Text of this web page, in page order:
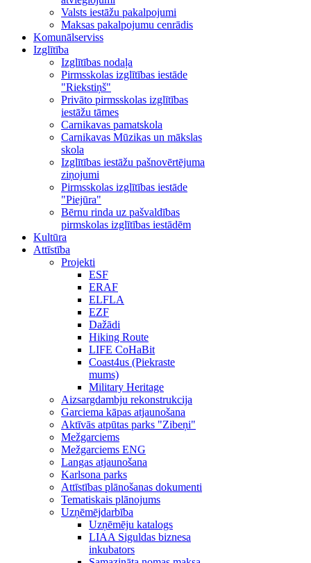
Valsts iestāžu pakalpojumi
Maksas pakalpojumu cenrādis
Komunālserviss
Izglītība
Izglītības nodaļa
Pirmsskolas izglītības iestāde
"Riekstiņš"
Privāto pirmsskolas izglītības
iestāžu tāmes
Carnikavas pamatskola
Carnikavas Mūzikas un mākslas
skola
Izglītības iestāžu pašnovērtējuma
ziņojumi
Pirmsskolas izglītības iestāde
"Piejūra"
Bērnu rinda uz pašvaldības
pirmskolas izglītības iestādēm
Kultūra
Attīstība
Projekti
ESF
ERAF
ELFLA
EZF
Dažādi
Hiking Route
LIFE CoHaBit
Coast4us (Piekraste
mums)
Military Heritage
Aizsargdambju rekonstrukcija
Garciema kāpas atjaunošana
Aktīvās atpūtas parks "Zibeņi"
Mežgarciems
Mežgarciems ENG
Langas atjaunošana
Karlsona parks
Attīstības plānošanas dokumenti
Tematiskais plānojums
Uzņēmējdarbība
Uzņēmēju katalogs
LIAA Siguldas biznesa
inkubators